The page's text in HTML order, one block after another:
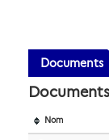
Documents
Nom